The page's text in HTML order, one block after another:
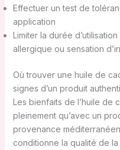
Effectuer un test de
application
Limiter la durée
allergique ou sensation
Où trouver une huile de
signes d’un produit
Les bienfaits de l’huile de
pleinement qu’avec un
provenance
conditionne la qualité de